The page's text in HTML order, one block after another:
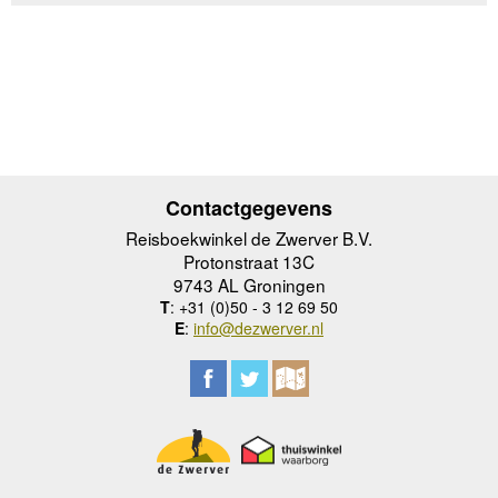
Contactgegevens
Reisboekwinkel de Zwerver B.V.
Protonstraat 13C
9743 AL Groningen
T: +31 (0)50 - 3 12 69 50
E: info@dezwerver.nl